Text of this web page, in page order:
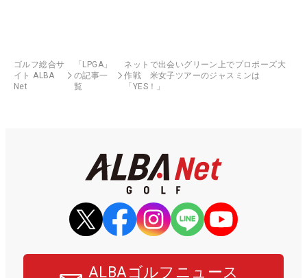
ゴルフ総合サ
イト ALBA
Net
「LPGA」
の記事一
覧
ネットで出会いグリーン上でプロポーズ大
作戦 米女子ツアーのジャスミンは
「YES！」
ALBAゴルフニュース